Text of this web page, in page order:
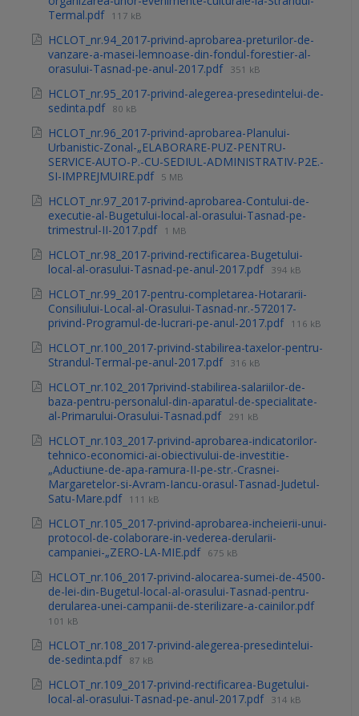
Termal.pdf 117 kB
HCLOT_nr.94_2017-privind-aprobarea-preturilor-de-
vanzare-a-masei-lemnoase-din-fondul-forestier-al-
orasului-Tasnad-pe-anul-2017.pdf 351 kB
HCLOT_nr.95_2017-privind-alegerea-presedintelui-de-
sedinta.pdf 80 kB
HCLOT_nr.96_2017-privind-aprobarea-Planului-
Urbanistic-Zonal-„ELABORARE-PUZ-PENTRU-
SERVICE-AUTO-P.-CU-SEDIUL-ADMINISTRATIV-P2E.-
SI-IMPREJMUIRE.pdf 5 MB
HCLOT_nr.97_2017-privind-aprobarea-Contului-de-
executie-al-Bugetului-local-al-orasului-Tasnad-pe-
trimestrul-II-2017.pdf 1 MB
HCLOT_nr.98_2017-privind-rectificarea-Bugetului-
local-al-orasului-Tasnad-pe-anul-2017.pdf 394 kB
HCLOT_nr.99_2017-pentru-completarea-Hotararii-
Consiliului-Local-al-Orasului-Tasnad-nr.-572017-
privind-Programul-de-lucrari-pe-anul-2017.pdf 116 kB
HCLOT_nr.100_2017-privind-stabilirea-taxelor-pentru-
Strandul-Termal-pe-anul-2017.pdf 316 kB
HCLOT_nr.102_2017privind-stabilirea-salariilor-de-
baza-pentru-personalul-din-aparatul-de-specialitate-
al-Primarului-Orasului-Tasnad.pdf 291 kB
HCLOT_nr.103_2017-privind-aprobarea-indicatorilor-
tehnico-economici-ai-obiectivului-de-investitie-
„Aductiune-de-apa-ramura-II-pe-str.-Crasnei-
Margaretelor-si-Avram-Iancu-orasul-Tasnad-Judetul-
Satu-Mare.pdf 111 kB
HCLOT_nr.105_2017-privind-aprobarea-incheierii-unui-
protocol-de-colaborare-in-vederea-derularii-
campaniei-„ZERO-LA-MIE.pdf 675 kB
HCLOT_nr.106_2017-privind-alocarea-sumei-de-4500-
de-lei-din-Bugetul-local-al-orasului-Tasnad-pentru-
derularea-unei-campanii-de-sterilizare-a-cainilor.pdf
101 kB
HCLOT_nr.108_2017-privind-alegerea-presedintelui-
de-sedinta.pdf 87 kB
HCLOT_nr.109_2017-privind-rectificarea-Bugetului-
local-al-orasului-Tasnad-pe-anul-2017.pdf 314 kB